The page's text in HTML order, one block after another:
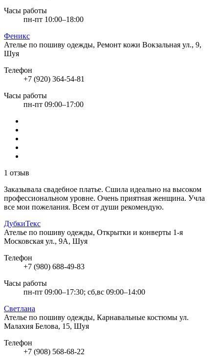
Часы работы
пн-пт 10:00–18:00
Феникс
Ателье по пошиву одежды, Ремонт кожи Вокзальная ул., 9,
Шуя
Телефон
+7 (920) 364-54-81
Часы работы
пн-пт 09:00–17:00
1 отзыв
Заказывала свадебное платье. Сшила идеально на высоком
профессиональном уровне. Очень приятная женщина. Учла
все мои пожелания. Всем от души рекомендую.
ДубкиТекс
Ателье по пошиву одежды, Открытки и конверты 1-я
Московская ул., 9А, Шуя
Телефон
+7 (980) 688-49-83
Часы работы
пн-пт 09:00–17:30; сб,вс 09:00–14:00
Светлана
Ателье по пошиву одежды, Карнавальные костюмы ул.
Малахия Белова, 15, Шуя
Телефон
+7 (908) 568-68-22